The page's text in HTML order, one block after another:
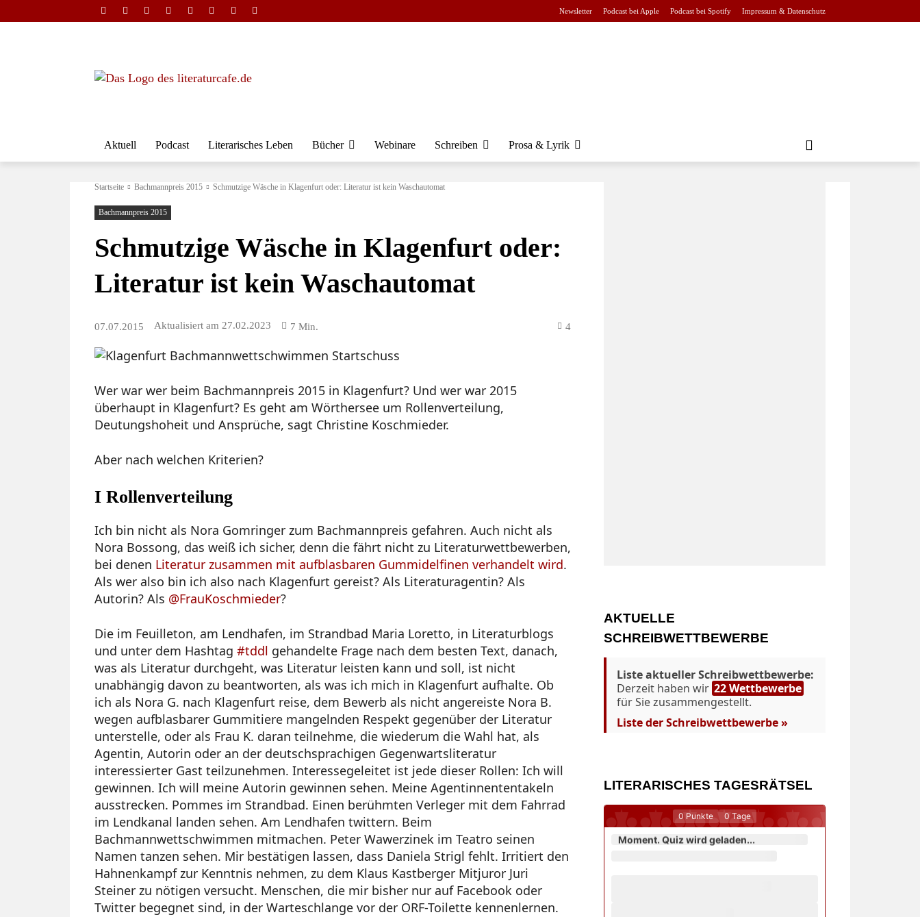
Newsletter Podcast bei Apple Podcast bei Spotify Impressum & Datenschutz
Aktuell Podcast Literarisches Leben Bücher Webinare Schreiben Prosa & Lyrik
Startseite Bachmannpreis 2015 Schmutzige Wäsche in Klagenfurt oder: Literatur ist kein Waschautomat
Bachmannpreis 2015
Schmutzige Wäsche in Klagenfurt oder:
Literatur ist kein Waschautomat
07.07.2015 Aktualisiert am 27.02.2023 7 Min. 4
Wer war wer beim Bachmannpreis 2015 in Klagenfurt? Und wer war 2015
überhaupt in Klagenfurt? Es geht am Wörthersee um Rollenverteilung,
Deutungshoheit und Ansprüche, sagt Christine Koschmieder.
Aber nach welchen Kriterien?
I Rollenverteilung
Ich bin nicht als Nora Gomringer zum Bachmannpreis gefahren. Auch nicht als
Nora Bossong, das weiß ich sicher, denn die fährt nicht zu Literaturwettbewerben,
bei denen Literatur zusammen mit aufblasbaren Gummidelfinen verhandelt wird.
Als wer also bin ich also nach Klagenfurt gereist? Als Literaturagentin? Als
Autorin? Als @FrauKoschmieder?
Die im Feuilleton, am Lendhafen, im Strandbad Maria Loretto, in Literaturblogs
und unter dem Hashtag #tddl gehandelte Frage nach dem besten Text, danach,
was als Literatur durchgeht, was Literatur leisten kann und soll, ist nicht
unabhängig davon zu beantworten, als was ich mich in Klagenfurt aufhalte. Ob
ich als Nora G. nach Klagenfurt reise, dem Bewerb als nicht angereiste Nora B.
wegen aufblasbarer Gummitiere mangelnden Respekt gegenüber der Literatur
unterstelle, oder als Frau K. daran teilnehme, die wiederum die Wahl hat, als
Agentin, Autorin oder an der deutschsprachigen Gegenwartsliteratur
interessierter Gast teilzunehmen. Interessegeleitet ist jede dieser Rollen: Ich will
gewinnen. Ich will meine Autorin gewinnen sehen. Meine Agentinnententakeln
ausstrecken. Pommes im Strandbad. Einen berühmten Verleger mit dem Fahrrad
im Lendkanal landen sehen. Am Lendhafen twittern. Beim
Bachmannwettschwimmen mitmachen. Peter Wawerzinek im Teatro seinen
Namen tanzen sehen. Mir bestätigen lassen, dass Daniela Strigl fehlt. Irritiert den
Hahnenkampf zur Kenntnis nehmen, zu dem Klaus Kastberger Mitjuror Juri
Steiner zu nötigen versucht. Menschen, die mir bisher nur auf Facebook oder
Twitter begegnet sind, in der Warteschlange vor der ORF-Toilette kennenlernen.
AKTUELLE
SCHREIBWETTBEWERBE
Liste aktueller Schreibwettbewerbe:
Derzeit haben wir 22 Wettbewerbe
für Sie zusammengestellt.
Liste der Schreibwettbewerbe »
LITERARISCHES TAGESRÄTSEL
0 Punkte 0 Tage
Moment. Quiz wird geladen...